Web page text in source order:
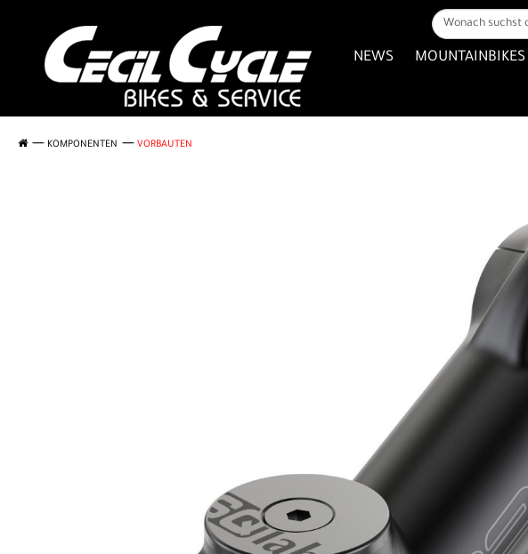
NEWS MOUNTAINBIKES
KOMPONENTEN VORBAUTEN